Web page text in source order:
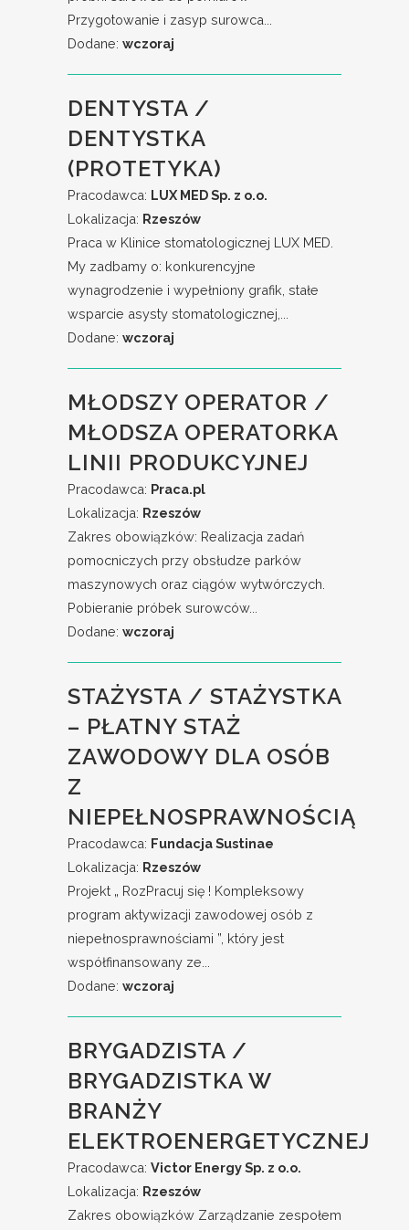
Przygotowanie i zasyp surowca...
Dodane: wczoraj
DENTYSTA /
DENTYSTKA
(PROTETYKA)
Pracodawca: LUX MED Sp. z o.o.
Lokalizacja: Rzeszów
Praca w Klinice stomatologicznej LUX MED.
My zadbamy o: konkurencyjne
wynagrodzenie i wypełniony grafik, stałe
wsparcie asysty stomatologicznej,...
Dodane: wczoraj
MŁODSZY OPERATOR /
MŁODSZA OPERATORKA
LINII PRODUKCYJNEJ
Pracodawca: Praca.pl
Lokalizacja: Rzeszów
Zakres obowiązków: Realizacja zadań
pomocniczych przy obsłudze parków
maszynowych oraz ciągów wytwórczych.
Pobieranie próbek surowców...
Dodane: wczoraj
STAŻYSTA / STAŻYSTKA
– PŁATNY STAŻ
ZAWODOWY DLA OSÓB
Z
NIEPEŁNOSPRAWNOŚCIĄ
Pracodawca: Fundacja Sustinae
Lokalizacja: Rzeszów
Projekt „ RozPracuj się ! Kompleksowy
program aktywizacji zawodowej osób z
niepełnosprawnościami ”, który jest
współfinansowany ze...
Dodane: wczoraj
BRYGADZISTA /
BRYGADZISTKA W
BRANŻY
ELEKTROENERGETYCZNEJ
Pracodawca: Victor Energy Sp. z o.o.
Lokalizacja: Rzeszów
Zakres obowiązków Zarządzanie zespołem